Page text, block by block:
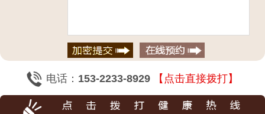
电话： 153-2233-8929 【点击直接拨打】